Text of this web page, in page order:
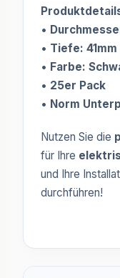
•
• Tiefe: 41mm
• Farbe:
• 25er Pack
• Norm
Nutzen Sie die
für Ihre
und Ihre
durchführen!